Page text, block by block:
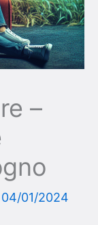
–
04/01/2024